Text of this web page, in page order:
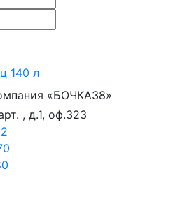
«БОЧКА38»
, д.1, оф.323